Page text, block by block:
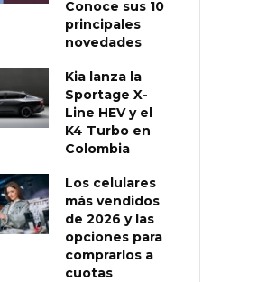
Conoce sus 10
principales
novedades
Kia lanza la
Sportage X-
Line HEV y el
K4 Turbo en
Colombia
Los celulares
más vendidos
de 2026 y las
opciones para
comprarlos a
cuotas